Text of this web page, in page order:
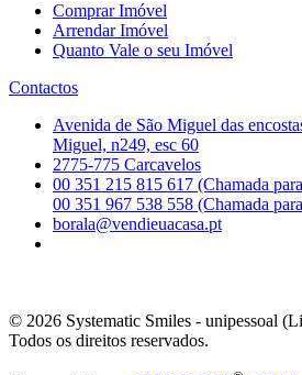
Comprar Imóvel
Arrendar Imóvel
Quanto Vale o seu Imóvel
Contactos
Avenida de São Miguel das
Miguel, n249, esc 60
2775-775 Carcavelos
00 351 215 815 617 (Chamada
00 351 967 538 558 (Chamada
borala@vendieuacasa.pt
© 2026 Systematic Smiles - unipessoal
Todos os direitos reservados.